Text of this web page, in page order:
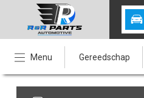
Menu Gereedschap